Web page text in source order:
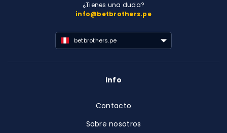
¿Tienes una duda?
info@betbrothers.pe
betbrothers.pe
Info
Contacto
Sobre nosotros